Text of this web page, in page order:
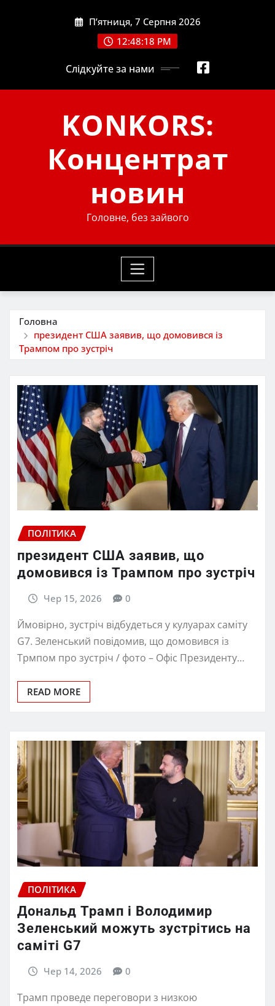
П’ятниця, 7 Серпня 2026
12:48:20 PM
Слідкуйте за нами
KONKORS:
Концентрат
новин
Головне, без зайвого
Головна
президент США заявив, що домовився із
Трампом про зустріч
ПОЛІТИКА
президент США заявив, що
домовився із Трампом про зустріч
Чер 15, 2026 0
Ймовірно, зустріч відбудеться у кулуарах саміту
G7. Зеленський повідомив, що домовився із
Трмпом про зустріч / фото – Офіс Президенту…
READ MORE
ПОЛІТИКА
Дональд Трамп і Володимир
Зеленський можуть зустрітись на
саміті G7
Чер 14, 2026 0
Трамп проведе переговори з низкою